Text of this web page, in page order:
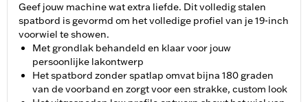
Geef jouw machine wat extra liefde. Dit volledig stalen
spatbord is gevormd om het volledige profiel van je 19-inch
voorwiel te showen.
Met grondlak behandeld en klaar voor jouw
persoonlijke lakontwerp
Het spatbord zonder spatlap omvat bijna 180 graden
van de voorband en zorgt voor een strakke, custom look